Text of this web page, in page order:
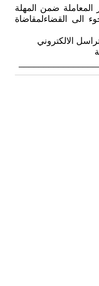
ضمن المهلة
الى القضاءلمقاضاة
الالكتروني